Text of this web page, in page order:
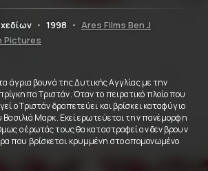
• 1998 • Ares Films Ben J
Pictures
άγρια βουνά της Δυτικής Αγγλίας με την
Τριστάν. Όταν το πειρατικό πλοίο που
ο Τριστάν δραπετεύει και βρίσκει καταφύγιο
Βασιλιά Μαρκ. Εκεί ερωτεύεται την πανέμορφη
ο έρωτάς τους θα καταστραφεί αν δεν βρουν
που βρίσκεται κρυμμένη στο απομονωμένο